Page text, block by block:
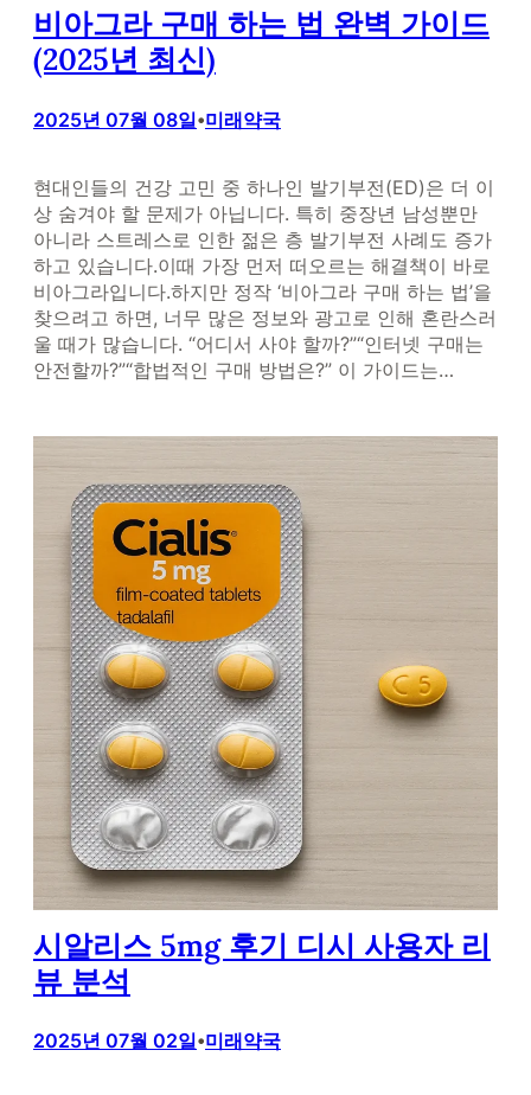
비아그라 구매 하는 법 완벽 가이드
(2025년 최신)
2025년 07월 08일•미래약국
현대인들의 건강 고민 중 하나인 발기부전(ED)은 더 이
상 숨겨야 할 문제가 아닙니다. 특히 중장년 남성뿐만
아니라 스트레스로 인한 젊은 층 발기부전 사례도 증가
하고 있습니다.이때 가장 먼저 떠오르는 해결책이 바로
비아그라입니다.하지만 정작 ‘비아그라 구매 하는 법’을
찾으려고 하면, 너무 많은 정보와 광고로 인해 혼란스러
울 때가 많습니다. “어디서 사야 할까?”“인터넷 구매는
안전할까?”“합법적인 구매 방법은?” 이 가이드는…
시알리스 5mg 후기 디시 사용자 리
뷰 분석
2025년 07월 02일•미래약국